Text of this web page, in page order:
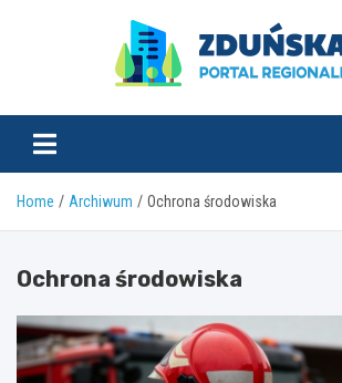
zdunska24.pl
Home Archiwum Ochrona środowiska
Ochrona środowiska